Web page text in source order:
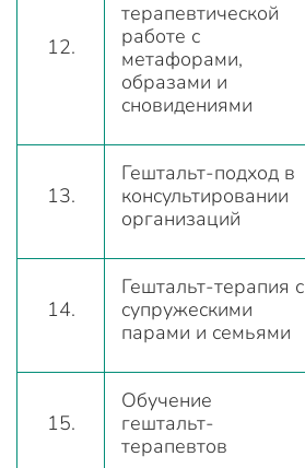
12.
терапевтической
работе с
метафорами,
образами и
сновидениями
13.
Гештальт-подход в
консультировании
организаций
14.
Гештальт-терапия с
супружескими
парами и семьями
15.
Обучение
гештальт-
терапевтов